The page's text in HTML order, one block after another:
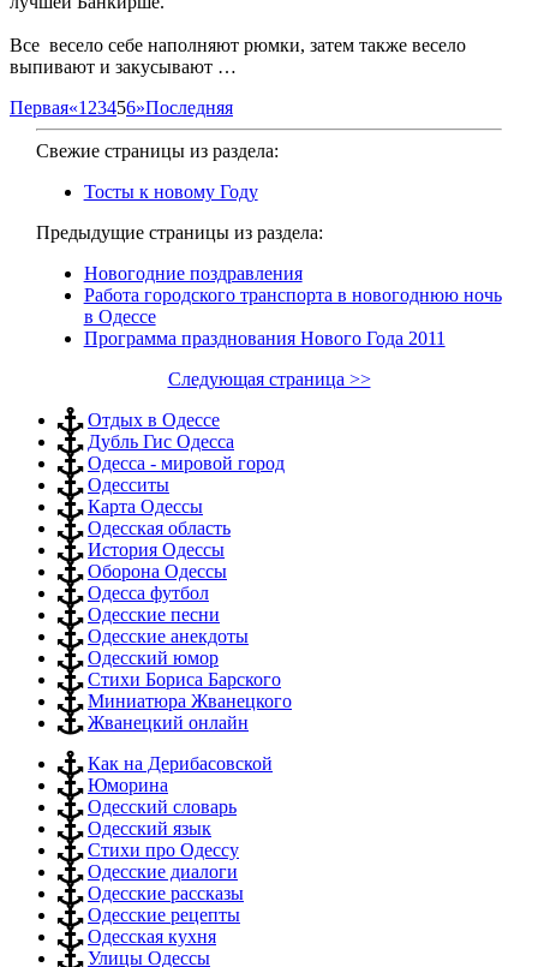
Все весело себе наполняют рюмки, затем также весело
выпивают и закусывают …
Первая«1 23456»Последняя
Свежие страницы из раздела:
Тосты к новому Году
Предыдущие страницы из раздела:
Новогодние поздравления
Работа городского транспорта в новогоднюю ночь
в Одессе
Программа празднования Нового Года 2011
Следующая страница >>
Отдых в Одессе
Дубль Гис Одесса
Одесса - мировой город
Одесситы
Карта Одессы
Одесская область
История Одессы
Оборона Одессы
Одесса футбол
Одесские песни
Одесские анекдоты
Одесский юмор
Стихи Бориса Барского
Миниатюра Жванецкого
Жванецкий онлайн
Как на Дерибасовской
Юморина
Одесский словарь
Одесский язык
Стихи про Одессу
Одесские диалоги
Одесские рассказы
Одесские рецепты
Одесская кухня
Улицы Одессы